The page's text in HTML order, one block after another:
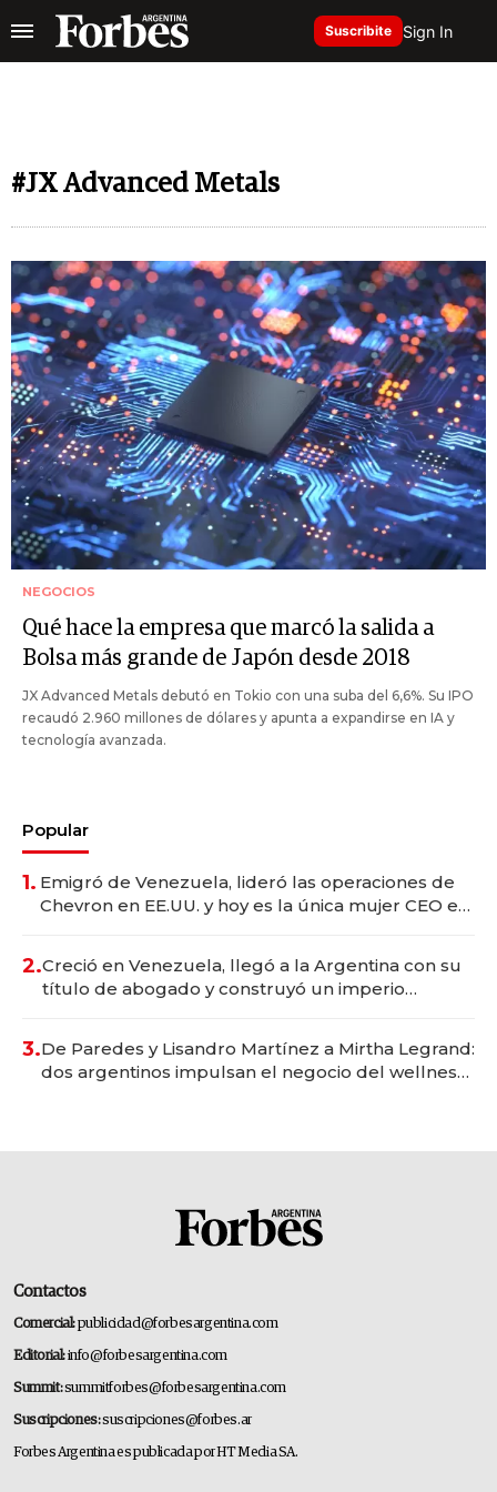
Suscribite Sign In
#JX Advanced Metals
NEGOCIOS
Qué hace la empresa que marcó la salida a
Bolsa más grande de Japón desde 2018
JX Advanced Metals debutó en Tokio con una suba del 6,6%. Su IPO
recaudó 2.960 millones de dólares y apunta a expandirse en IA y
tecnología avanzada.
Popular
1. Emigró de Venezuela, lideró las operaciones de
Chevron en EE.UU. y hoy es la única mujer CEO en
2.Creció en Venezuela, llegó a la Argentina con su
título de abogado y construyó un imperio
3.De Paredes y Lisandro Martínez a Mirtha Legrand:
dos argentinos impulsan el negocio del wellness
Contactos
Comercial:publicidad@forbesargentina.com
Editorial:info@forbesargentina.com
Summit:summitforbes@forbesargentina.com
Suscripciones:suscripciones@forbes.ar
Forbes Argentina es publicada por HT Media SA.